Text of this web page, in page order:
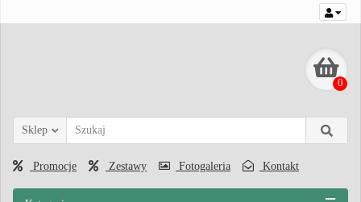
0
Sklep
Promocje Zestawy Fotogaleria Kontakt